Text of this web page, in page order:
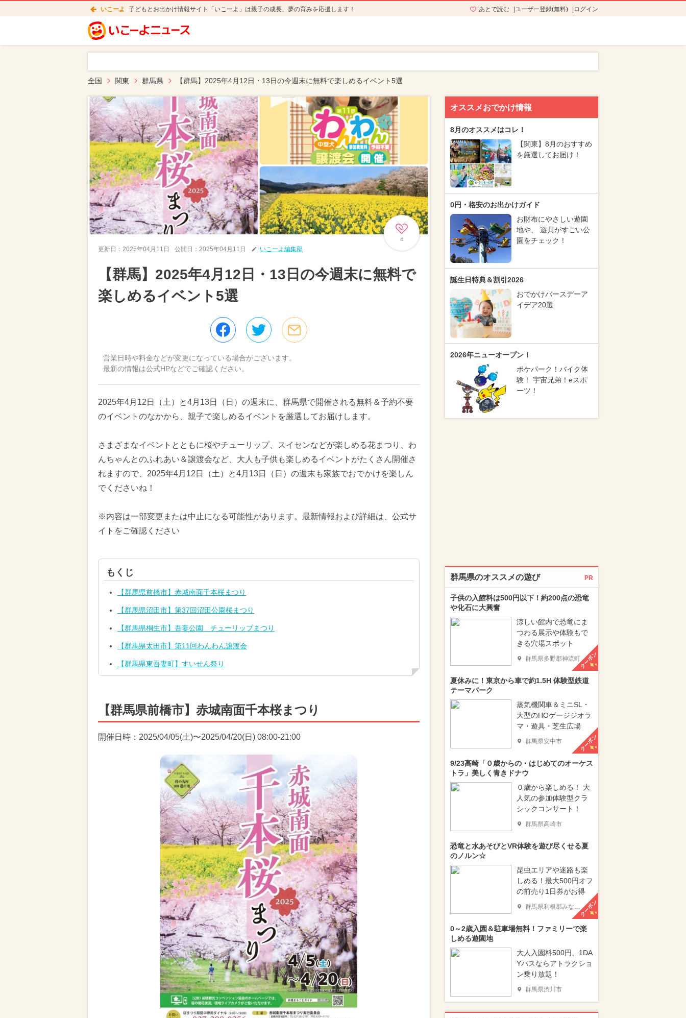
いこーよ 子どもとお出かけ情報サイト「いこーよ」は親子の成長、夢の育みを応援します！ あとで読む ユーザー登録(無料) ログイン
全国 関東 群馬県 【群馬】2025年4月12日・13日の今週末に無料で楽しめるイベント5選
4
更新日： 2025年04月11日 公開日： 2025年04月11日 いこーよ編集部
【群馬】2025年4月12日・13日の今週末に無料で
楽しめるイベント5選
営業日時や料金などが変更になっている場合がございます。
最新の情報は公式HPなどでご確認ください。
2025年4月12日（土）と4月13日（日）の週末に、群馬県で開催される無料＆予約不要
のイベントのなかから、親子で楽しめるイベントを厳選してお届けします。
さまざまなイベントとともに桜やチューリップ、スイセンなどが楽しめる花まつり、わ
んちゃんとのふれあい＆譲渡会など、大人も子供も楽しめるイベントがたくさん開催さ
れますので、2025年4月12日（土）と4月13日（日）の週末も家族でおでかけを楽しん
でくださいね！
※内容は一部変更または中止になる可能性があります。最新情報および詳細は、公式サ
イトをご確認ください
もくじ
【群馬県前橋市】赤城南面千本桜まつり
【群馬県沼田市】第37回沼田公園桜まつり
【群馬県桐生市】吾妻公園 チューリップまつり
【群馬県太田市】第11回わんわん譲渡会
【群馬県東吾妻町】すいせん祭り
【群馬県前橋市】赤城南面千本桜まつり
開催日時：2025/04/05(土)〜2025/04/20(日) 08:00-21:00
オススメおでかけ情報
8月のオススメはコレ！
【関東】8月のおすすめ
を厳選してお届け！
0円・格安のお出かけガイド
お財布にやさしい遊園
地や、 遊具がすごい公
園をチェック！
誕生日特典＆割引2026
おでかけバースデーア
イデア20選
2026年ニューオープン！
ポケパーク！バイク体
験！ 宇宙兄弟！eスポ
ーツ！
群馬県のオススメの遊び PR
子供の入館料は500円以下！約200点の恐竜
や化石に大興奮
涼しい館内で恐竜にま
つわる展示や体験もで
きる穴場スポット
群馬県多野郡神流町クーポン
夏休みに！東京から車で約1.5H 体験型鉄道
テーマパーク
蒸気機関車＆ミニSL・
大型のHOゲージジオラ
マ・遊具・芝生広場
群馬県安中市 クーポン
9/23高崎「０歳からの・はじめてのオーケス
トラ」美しく青きドナウ
０歳から楽しめる！ 大
人気の参加体験型クラ
シックコンサート！
群馬県高崎市
恐竜と水あそびとVR体験を遊び尽くせる夏
のノルン☆
昆虫エリアや迷路も楽
しめる！最大500円オフ
の前売り1日券がお得
群馬県利根郡みなかみ町 クーポン
0～2歳入園＆駐車場無料！ファミリーで楽
しめる遊園地
大人入園料500円、1DA
Yパスならアトラクショ
ン乗り放題！
群馬県渋川市